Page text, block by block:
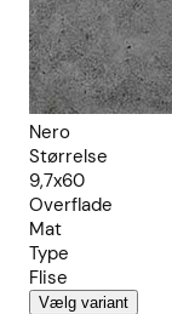
Nero
Størrelse
9,7x60
Overflade
Mat
Type
Flise
Vælg variant